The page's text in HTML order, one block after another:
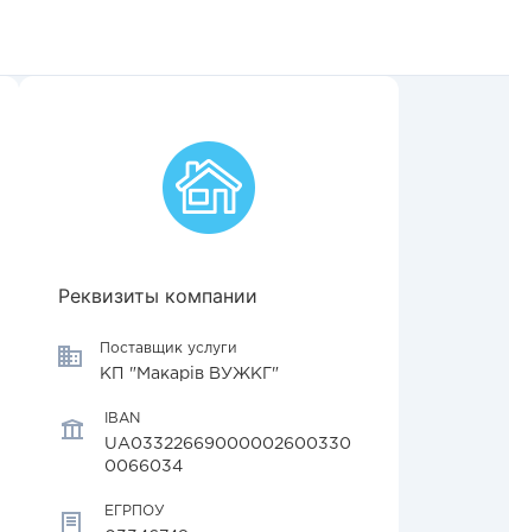
Реквизиты компании
Поставщик услуги
КП "Макарів ВУЖКГ"
IBAN
UA03322669000002600330
0066034
ЕГРПОУ